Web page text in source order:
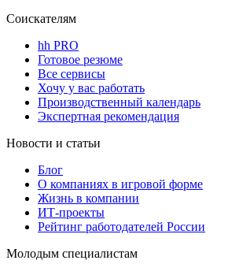
Соискателям
hh PRO
Готовое резюме
Все сервисы
Хочу у вас работать
Производственный календарь
Экспертная рекомендация
Новости и статьи
Блог
О компаниях в игровой форме
Жизнь в компании
ИТ-проекты
Рейтинг работодателей России
Молодым специалистам